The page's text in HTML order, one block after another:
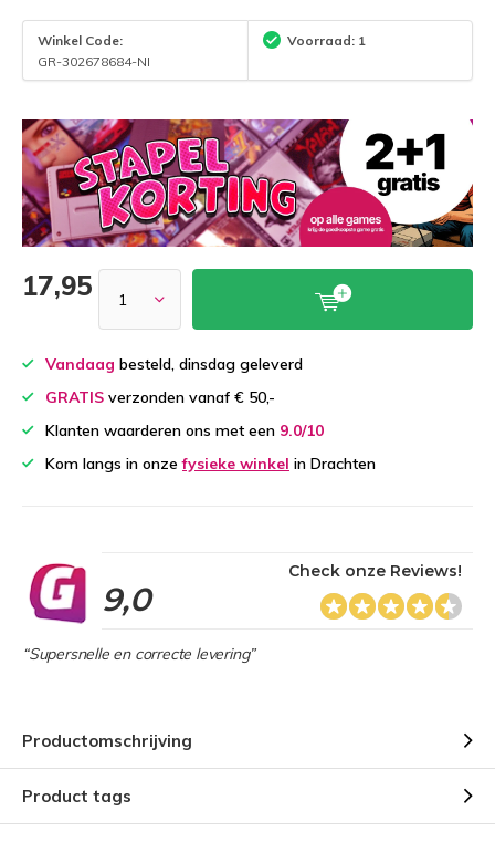
Winkel Code:
GR-302678684-NI
Voorraad: 1
17,95
Vandaag besteld, dinsdag geleverd
GRATIS verzonden vanaf € 50,-
Klanten waarderen ons met een 9.0/10
Kom langs in onzefysieke winkel in Drachten
9,0
Check onze Reviews!
“Supersnelle en correcte levering”
Productomschrijving
Product tags